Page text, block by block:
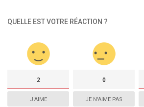
QUELLE EST VOTRE RÉACTION ?
2
J'AIME
0
JE N'AIME PAS